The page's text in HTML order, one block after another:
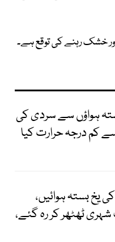
خشک رہنے کی توقع ہے۔
ہواؤں سے سردی کی
کم درجہ حرارت کیا
یخ بستہ ہوائیں،
ٹھٹھر کر رہ گئے،